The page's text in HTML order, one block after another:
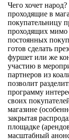
Чего хочет
проходящие в
покупательницу
проходящих мимо
постоянных
готов сделать
фуршет или же
участию в
партнеров из
позволит
программу
своих
магазине
закрытая
площадке
масштабный